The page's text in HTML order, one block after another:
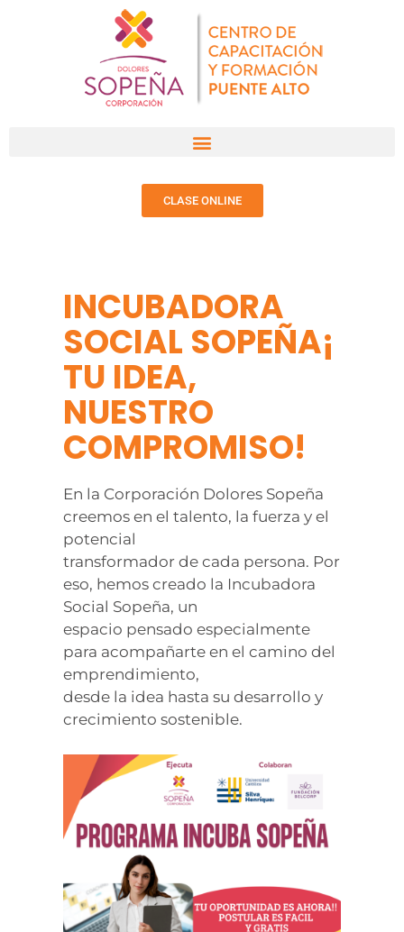
CLASE ONLINE
INCUBADORA
SOCIAL SOPEÑA¡
TU IDEA,
NUESTRO
COMPROMISO!
En la Corporación Dolores Sopeña
creemos en el talento, la fuerza y el
potencial
transformador de cada persona. Por
eso, hemos creado la Incubadora
Social Sopeña, un
espacio pensado especialmente
para acompañarte en el camino del
emprendimiento,
desde la idea hasta su desarrollo y
crecimiento sostenible.